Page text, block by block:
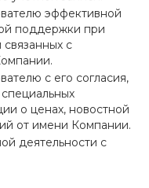
эффективной
поддержки при
с
с его согласия,
о ценах, новостной
от имени Компании.
деятельности с